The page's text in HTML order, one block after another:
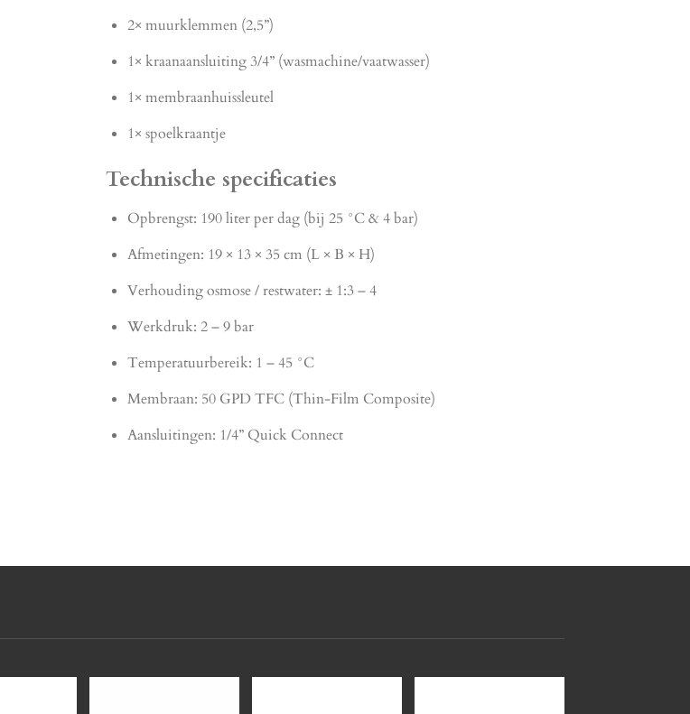
2× muurklemmen (2,5”)
1× kraanaansluiting 3/4” (wasmachine/vaatwasser)
1× membraanhuissleutel
1× spoelkraantje
Technische specificaties
Opbrengst: 190 liter per dag (bij 25 °C & 4 bar)
Afmetingen: 19 × 13 × 35 cm (L × B × H)
Verhouding osmose / restwater: ± 1:3 – 4
Werkdruk: 2 – 9 bar
Temperatuurbereik: 1 – 45 °C
Membraan: 50 GPD TFC (Thin-Film Composite)
Aansluitingen: 1/4” Quick Connect